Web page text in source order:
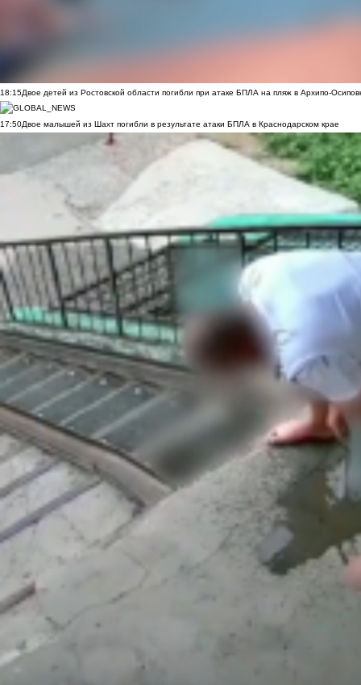
18:15Двое детей из Ростовской области погибли при атаке БПЛА на пляж в Архипо-
17:50Двое малышей из Шахт погибли в результате атаки БПЛА в Краснодарском крае